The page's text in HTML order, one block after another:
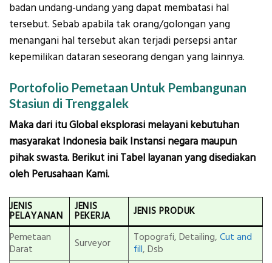
badan undang-undang yang dapat membatasi hal
tersebut. Sebab apabila tak orang/golongan yang
menangani hal tersebut akan terjadi persepsi antar
kepemilikan dataran seseorang dengan yang lainnya.
Portofolio Pemetaan Untuk Pembangunan
Stasiun di Trenggalek
Maka dari itu Global eksplorasi melayani kebutuhan
masyarakat Indonesia baik Instansi negara maupun
pihak swasta. Berikut ini Tabel layanan yang disediakan
oleh Perusahaan Kami.
JENIS
PELAYANAN
JENIS
PEKERJA JENIS PRODUK
Pemetaan
Darat
Surveyor Topografi, Detailing, Cut and
fill, Dsb